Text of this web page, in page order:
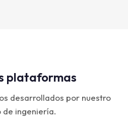
plataformas
desarrollados por nuestro
de ingeniería.